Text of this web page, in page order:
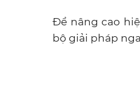
Để nâng cao
bộ giải pháp